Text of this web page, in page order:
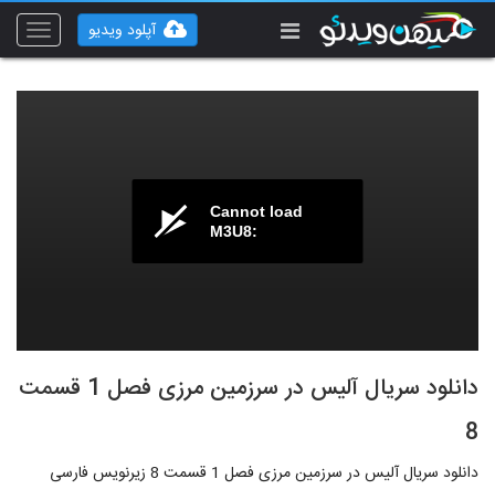
Toggle
آپلود ویدیو
Cannot load
M3U8:
دانلود سریال آلیس در سرزمین مرزی فصل 1 قسمت
8
دانلود سریال آلیس در سرزمین مرزی فصل 1 قسمت 8 زیرنویس فارسی